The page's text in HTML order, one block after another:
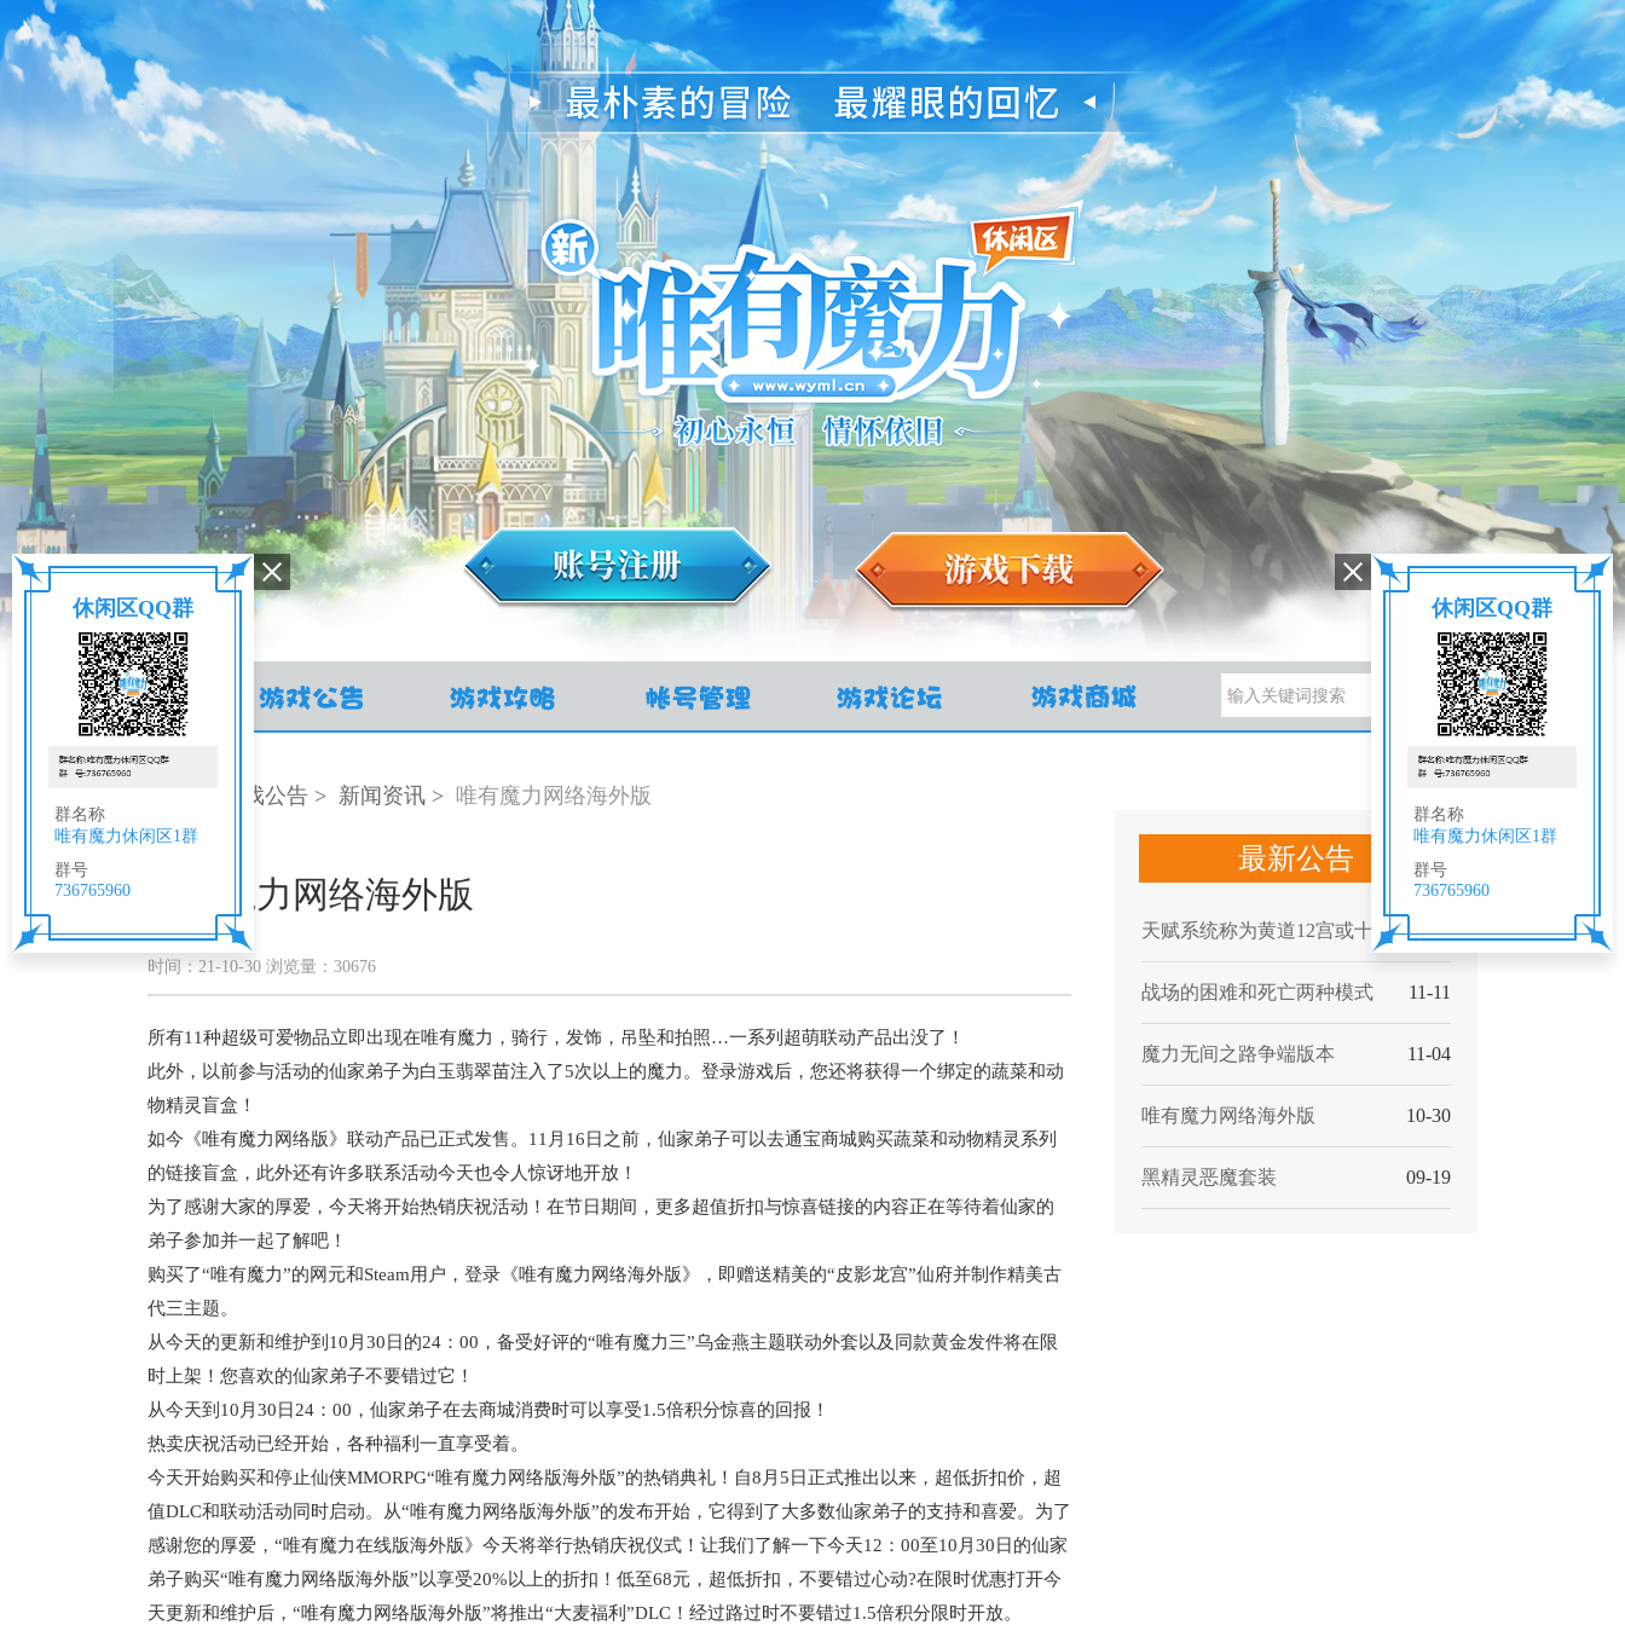
游戏公告 新闻资讯 唯有魔力网络海外版
唯有魔力网络海外版
时间：21-10-30 浏览量：30676
所有11种超级可爱物品立即出现在唯有魔力，骑行，发饰，吊坠和拍照…一系列超萌联动产品出没了！
此外，以前参与活动的仙家弟子为白玉翡翠苗注入了5次以上的魔力。登录游戏后，您还将获得一个绑定的蔬菜和动
物精灵盲盒！
如今《唯有魔力网络版》联动产品已正式发售。11月16日之前，仙家弟子可以去通宝商城购买蔬菜和动物精灵系列
的链接盲盒，此外还有许多联系活动今天也令人惊讶地开放！
为了感谢大家的厚爱，今天将开始热销庆祝活动！在节日期间，更多超值折扣与惊喜链接的内容正在等待着仙家的
弟子参加并一起了解吧！
购买了“唯有魔力”的网元和Steam用户，登录《唯有魔力网络海外版》，即赠送精美的“皮影龙宫”仙府并制作精美古
代三主题。
从今天的更新和维护到10月30日的24：00，备受好评的“唯有魔力三”乌金燕主题联动外套以及同款黄金发件将在限
时上架！您喜欢的仙家弟子不要错过它！
从今天到10月30日24：00，仙家弟子在去商城消费时可以享受1.5倍积分惊喜的回报！
热卖庆祝活动已经开始，各种福利一直享受着。
今天开始购买和停止仙侠MMORPG“唯有魔力网络版海外版”的热销典礼！自8月5日正式推出以来，超低折扣价，超
值DLC和联动活动同时启动。从“唯有魔力网络版海外版”的发布开始，它得到了大多数仙家弟子的支持和喜爱。为了
感谢您的厚爱，“唯有魔力在线版海外版》今天将举行热销庆祝仪式！让我们了解一下今天12：00至10月30日的仙家
弟子购买“唯有魔力网络版海外版”以享受20%以上的折扣！低至68元，超低折扣，不要错过心动?在限时优惠打开今
天更新和维护后，“唯有魔力网络版海外版”将推出“大麦福利”DLC！经过路过时不要错过1.5倍积分限时开放。
最新公告
天赋系统称为黄道12宫或十二神力 11-28
战场的困难和死亡两种模式 11-11
魔力无间之路争端版本 11-04
唯有魔力网络海外版 10-30
黑精灵恶魔套装 09-19
休闲区QQ群
群名称
唯有魔力休闲区1群
群号
736765960
休闲区QQ群
群名称
唯有魔力休闲区1群
群号
736765960